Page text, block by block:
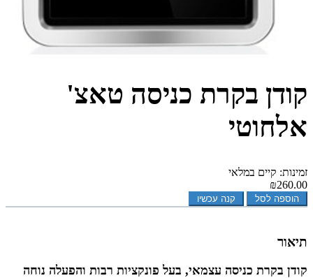
קודן בקרת כניסה טאצ'
אלחוטי
זמינות: קיים במלאי
₪260.00
הוספה לסל קנה עכשיו
תיאור
קודן בקרת כניסה עצמאי, בעל פונקציות רבות והפעלה נוחה